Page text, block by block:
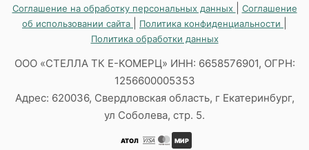
Соглашение на обработку персональных данных
Соглашение
об использовании сайта
Политика конфиденциальности
Политика обработки данных
ООО «СТЕЛЛА ТК Е-КОМЕРЦ» ИНН: 6658576901, ОГРН:
1256600005353
Адрес: 620036, Свердловская область, г Екатеринбург,
ул Соболева, стр. 5.
АТОЛ МИР